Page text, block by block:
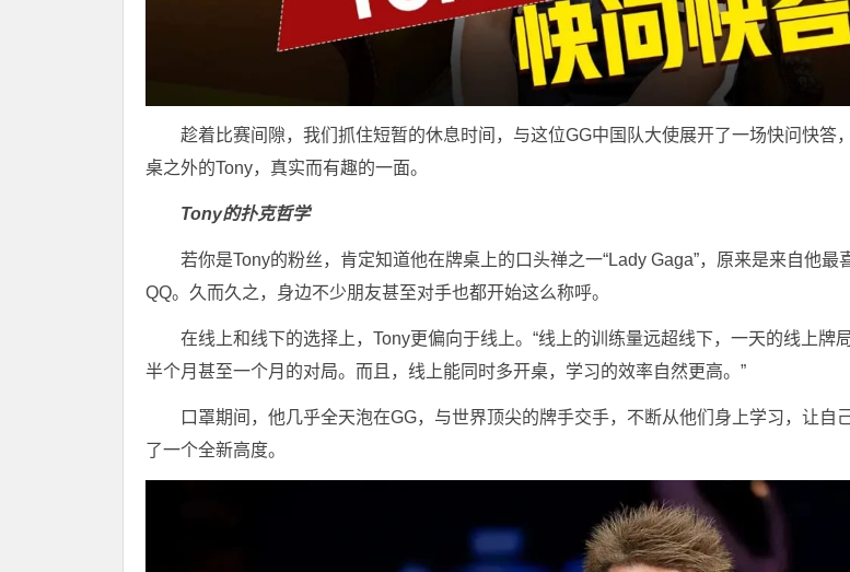
趁着比赛间隙，我们抓住短暂的休息时间，与这位GG中国队大使展开了一场快问快答
桌之外的Tony，真实而有趣的一面。
Tony的扑克哲学
若你是Tony的粉丝，肯定知道他在牌桌上的口头禅之一“Lady Gaga”，原来是来自他最
QQ。久而久之，身边不少朋友甚至对手也都开始这么称呼。
在线上和线下的选择上，Tony更偏向于线上。“线上的训练量远超线下，一天的线上牌
半个月甚至一个月的对局。而且，线上能同时多开桌，学习的效率自然更高。”
口罩期间，他几乎全天泡在GG，与世界顶尖的牌手交手，不断从他们身上学习，让自
了一个全新高度。